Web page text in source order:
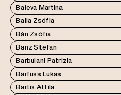
Baleva Martina
Balla Zsófia
Bán Zsófia
Banz Stefan
Barbuiani Patrizia
Bärfuss Lukas
Bartis Attila